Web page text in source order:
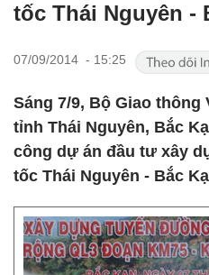
tốc Thái Nguyên -
07/09/2014 - 15:25
Sáng 7/9, Bộ Giao thông
tỉnh Thái Nguyên, Bắc
công dự án đầu tư xây
tốc Thái Nguyên - Bắc